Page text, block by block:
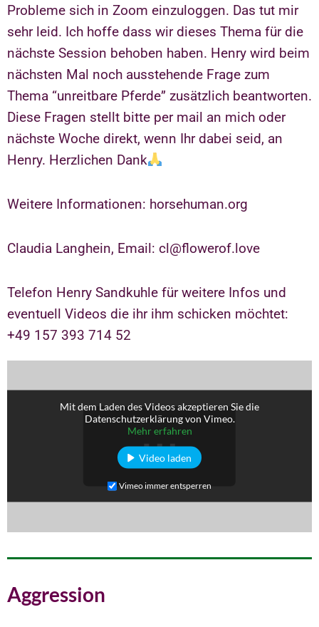
Probleme sich in Zoom einzuloggen. Das tut mir
sehr leid. Ich hoffe dass wir dieses Thema für die
nächste Session behoben haben. Henry wird beim
nächsten Mal noch ausstehende Frage zum
Thema “unreitbare Pferde” zusätzlich beantworten.
Diese Fragen stellt bitte per mail an mich oder
nächste Woche direkt, wenn Ihr dabei seid, an
Henry. Herzlichen Dank
Weitere Informationen: horsehuman.org
Claudia Langhein, Email: cl@flowerof.love
Telefon Henry Sandkuhle für weitere Infos und
eventuell Videos die ihr ihm schicken möchtet:
+49 157 393 714 52
Mit dem Laden des Videos akzeptieren Sie die
Datenschutzerklärung von Vimeo.
Mehr erfahren
Video laden
Vimeo immer entsperren
Aggression